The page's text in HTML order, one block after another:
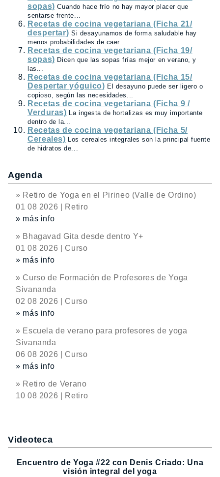
sopas) Cuando hace frío no hay mayor placer que
sentarse frente...
Recetas de cocina vegetariana (Ficha 21/
despertar) Si desayunamos de forma saludable hay
menos probabilidades de caer...
Recetas de cocina vegetariana (Ficha 19/
sopas) Dicen que las sopas frías mejor en verano, y
las...
Recetas de cocina vegetariana (Ficha 15/
Despertar yóguico) El desayuno puede ser ligero o
copioso, según las necesidades...
Recetas de cocina vegetariana (Ficha 9 /
Verduras) La ingesta de hortalizas es muy importante
dentro de la...
Recetas de cocina vegetariana (Ficha 5/
Cereales) Los cereales integrales son la principal fuente
de hidratos de...
Agenda
» Retiro de Yoga en el Pirineo (Valle de Ordino)
01 08 2026 | Retiro
» más info
» Bhagavad Gita desde dentro Y+
01 08 2026 | Curso
» más info
» Curso de Formación de Profesores de Yoga
Sivananda
02 08 2026 | Curso
» más info
» Escuela de verano para profesores de yoga
Sivananda
06 08 2026 | Curso
» más info
» Retiro de Verano
10 08 2026 | Retiro
Videoteca
Encuentro de Yoga #22 con Denis Criado: Una
visión integral del yoga